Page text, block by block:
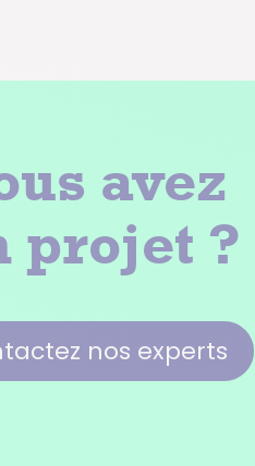
avez
projet ?
nos experts